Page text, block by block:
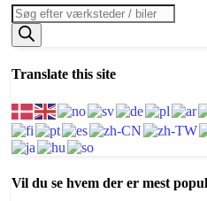
Products
search
Translate this site
Vil du se hvem der er mest